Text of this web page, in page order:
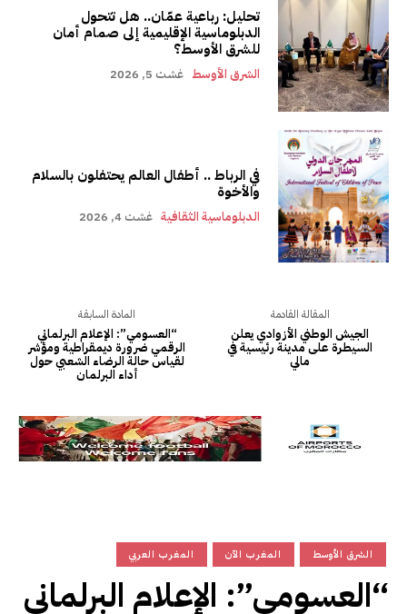
تحليل: رباعية عمّان.. هل تتحول
الدبلوماسية الإقليمية إلى صمام أمان
للشرق الأوسط؟
الشرق الأوسط غشت 5, 2026
في الرباط .. أطفال العالم يحتفلون بالسلام
والأخوة
الدبلوماسية الثقافية غشت 4, 2026
المادة السابقة
“العسومي”: الإعلام البرلماني
الرقمي ضرورة ديمقراطية ومؤشر
لقياس حالة الرضاء الشعبي حول
أداء البرلمان‎
المقالة القادمة
الجيش الوطني الأزوادي يعلن
السيطرة على مدينة رئيسية في
مالي